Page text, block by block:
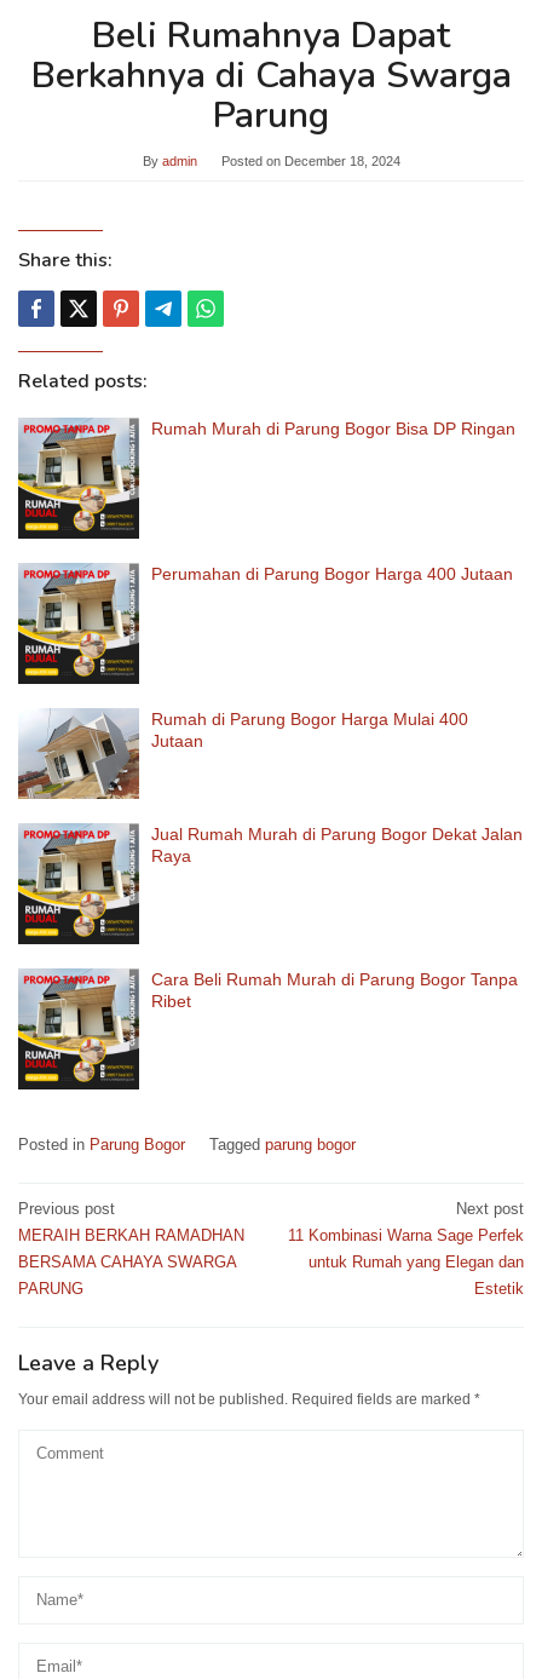
Beli Rumahnya Dapat
Berkahnya di Cahaya Swarga
Parung
By admin Posted on December 18, 2024
Share this:
Related posts:
Rumah Murah di Parung Bogor Bisa DP Ringan
Perumahan di Parung Bogor Harga 400 Jutaan
Rumah di Parung Bogor Harga Mulai 400
Jutaan
Jual Rumah Murah di Parung Bogor Dekat Jalan
Raya
Cara Beli Rumah Murah di Parung Bogor Tanpa
Ribet
Posted in Parung Bogor Tagged parung bogor
Post
navigation
Previous post
MERAIH BERKAH RAMADHAN
BERSAMA CAHAYA SWARGA
PARUNG
Next post
11 Kombinasi Warna Sage Perfek
untuk Rumah yang Elegan dan
Estetik
Leave a Reply
Your email address will not be published. Required fields are marked *